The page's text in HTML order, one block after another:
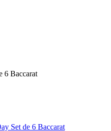
6 Baccarat